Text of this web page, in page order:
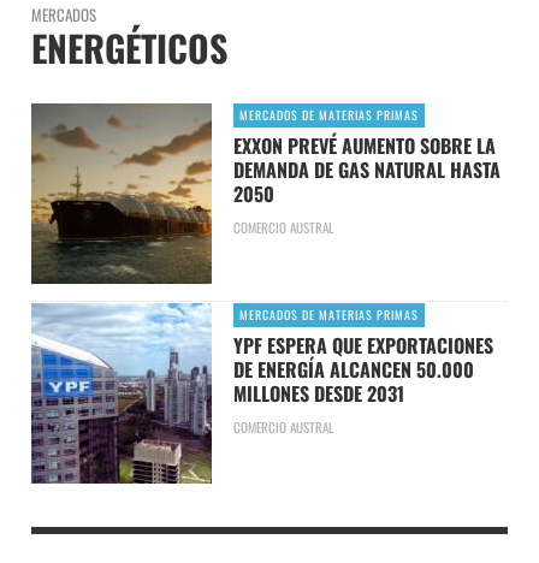
MERCADOS
ENERGÉTICOS
MERCADOS DE MATERIAS PRIMAS
EXXON PREVÉ AUMENTO SOBRE LA
DEMANDA DE GAS NATURAL HASTA
2050
COMERCIO AUSTRAL
MERCADOS DE MATERIAS PRIMAS
YPF ESPERA QUE EXPORTACIONES
DE ENERGÍA ALCANCEN 50.000
MILLONES DESDE 2031
COMERCIO AUSTRAL